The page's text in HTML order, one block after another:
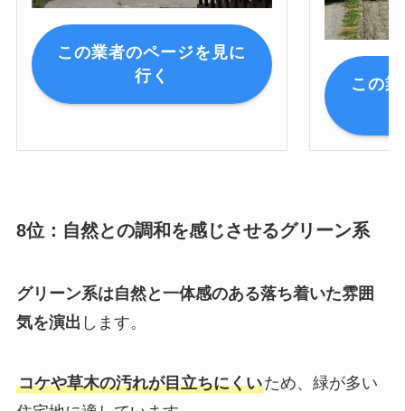
この業者のページを見に
行く
この
8位：自然との調和を感じさせるグリーン系
グリーン系は自然と一体感のある落ち着いた雰囲
気を演出 します。
コケや草木の汚れが目立ちにくいため、緑が多い